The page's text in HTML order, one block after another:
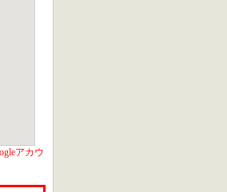
アカウ